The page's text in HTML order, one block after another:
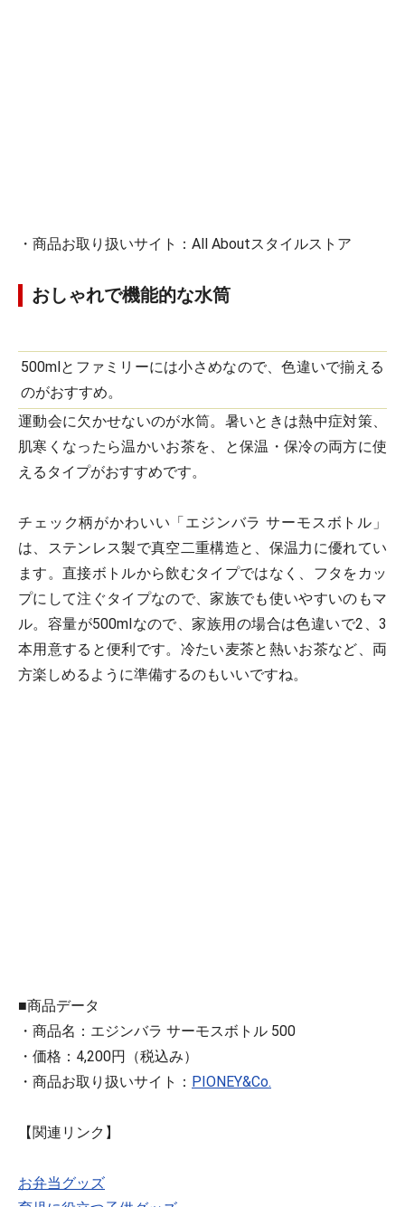
・商品お取り扱いサイト：All Aboutスタイルストア
おしゃれで機能的な水筒
500mlとファミリーには小さめなので、色違いで揃える
のがおすすめ。
運動会に欠かせないのが水筒。暑いときは熱中症対策、
肌寒くなったら温かいお茶を、と保温・保冷の両方に使
えるタイプがおすすめです。
チェック柄がかわいい「エジンバラ サーモスボトル」
は、ステンレス製で真空二重構造と、保温力に優れてい
ます。直接ボトルから飲むタイプではなく、フタをカッ
プにして注ぐタイプなので、家族でも使いやすいのもマ
ル。容量が500mlなので、家族用の場合は色違いで2、3
本用意すると便利です。冷たい麦茶と熱いお茶など、両
方楽しめるように準備するのもいいですね。
■商品データ
・商品名：エジンバラ サーモスボトル 500
・価格：4,200円（税込み）
・商品お取り扱いサイト： PIONEY&Co.
【関連リンク】
お弁当グッズ